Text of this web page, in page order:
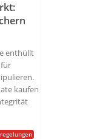
enthüllt
kaufen